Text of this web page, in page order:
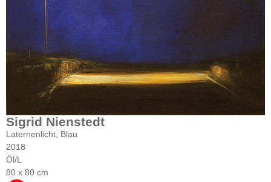
Sigrid Nienstedt
Laternenlicht, Blau
2018
Öl/L
80 x 80 cm